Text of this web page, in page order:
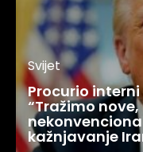
Svijet
Procurio
“Tražimo
kažnjavanje